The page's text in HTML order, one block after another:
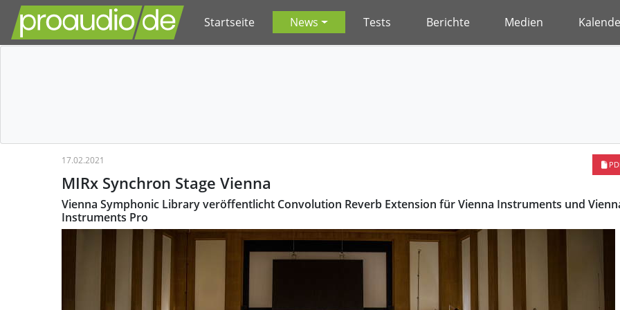
Startseite News Tests Berichte Medien
17.02.2021
MIRx Synchron Stage Vienna
Vienna Symphonic Library veröffentlicht Convolution Reverb Extension für Vienna Instruments und
Instruments Pro